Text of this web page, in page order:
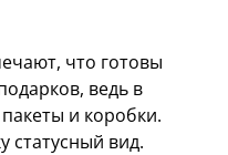
что готовы
ведь в
и коробки.
статусный вид.